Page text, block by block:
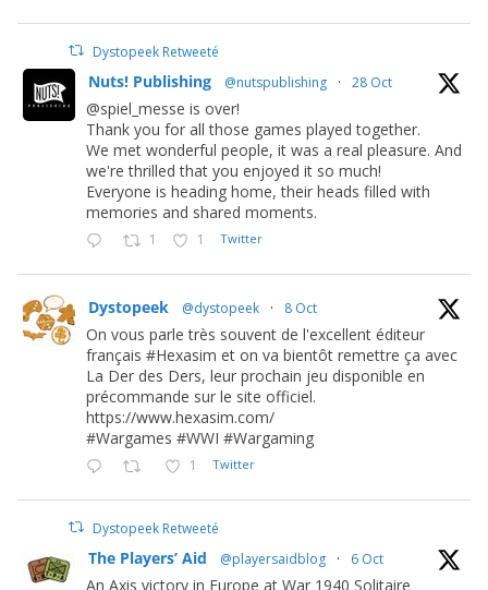
Dystopeek Retweeté
Nuts! Publishing @nutspublishing · 28 Oct
@spiel_messe is over!
Thank you for all those games played together.
We met wonderful people, it was a real pleasure. And
we're thrilled that you enjoyed it so much!
Everyone is heading home, their heads filled with
memories and shared moments.
1 1 Twitter
Dystopeek @dystopeek · 8 Oct
On vous parle très souvent de l'excellent éditeur
français #Hexasim et on va bientôt remettre ça avec
La Der des Ders, leur prochain jeu disponible en
précommande sur le site officiel.
https://www.hexasim.com/
#Wargames #WWI #Wargaming
1 Twitter
Dystopeek Retweeté
The Players’ Aid @playersaidblog · 6 Oct
An Axis victory in Europe at War 1940 Solitaire